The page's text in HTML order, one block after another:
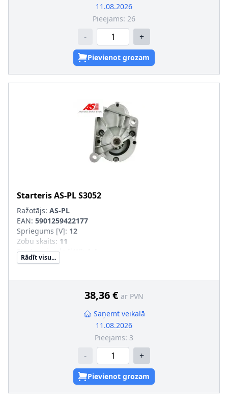
11.08.2026
Pieejams: 26
- +
Pievienot grozam
StarterisAS-PLS3052
Ražotājs: AS-PL
EAN: 5901259422177
Spriegums [V]: 12
Zobu skaits: 11
Startera jauda [kW]
Griešanās virziens
Stiprināšanas urbumu skaits:
Rādīt visu...
38,36 € ar PVN
Saņemt veikalā
11.08.2026
Pieejams: 3
- +
Pievienot grozam